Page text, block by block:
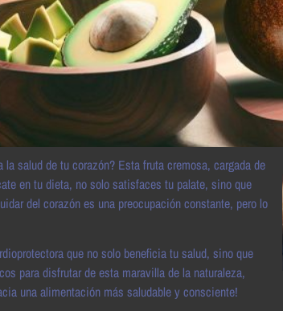
salud de tu corazón? Esta fruta cremosa, cargada de
en tu dieta, no solo satisfaces tu palate, sino que
del corazón es una preocupación constante, pero lo
que no solo beneficia tu salud, sino que
para disfrutar de esta maravilla de la naturaleza,
una alimentación más saludable y consciente!